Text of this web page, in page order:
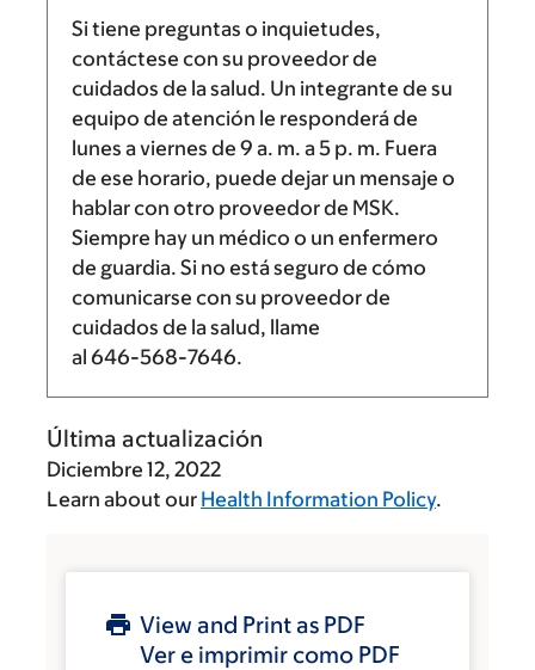
Si tiene preguntas o inquietudes,
contáctese con su proveedor de
cuidados de la salud. Un integrante de su
equipo de atención le responderá de
lunes a viernes de 9 a. m. a5 p. m. Fuera
de ese horario, puede dejar un mensaje o
hablar con otro proveedor de MSK.
Siempre hay un médico o un enfermero
de guardia. Si no está seguro de cómo
comunicarse con su proveedor de
cuidados de la salud, llame
al 646-568-7646.
Última actualización
Diciembre 12, 2022
Learn about our Health Information Policy.
View and Print as PDF
Ver e imprimir como PDF